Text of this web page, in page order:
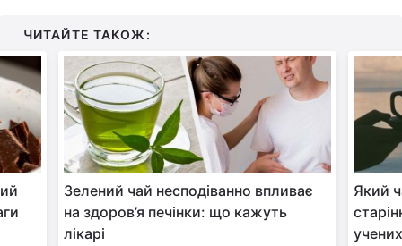
ЧИТАЙТЕ ТАКОЖ:
Зелений чай несподіванно впливає
на здоров’я печінки: що кажуть
лікарі
Який